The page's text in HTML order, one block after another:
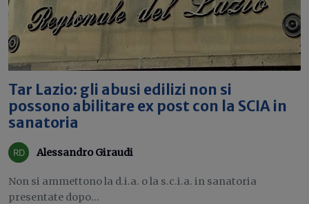
Tar Lazio: gli abusi edilizi non si
possono abilitare ex post con la SCIA in
sanatoria
Alessandro Giraudi
Non si ammettono la d.i.a. o la s.c.i.a. in sanatoria
presentate dopo...